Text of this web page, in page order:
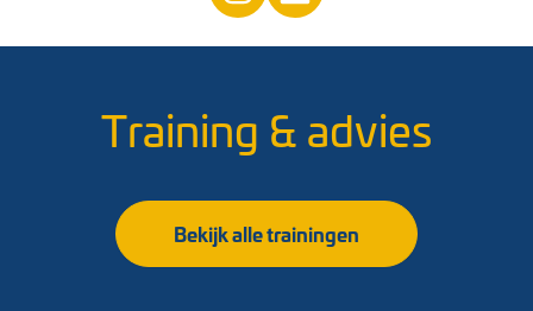
Training & advies
Bekijk alle trainingen